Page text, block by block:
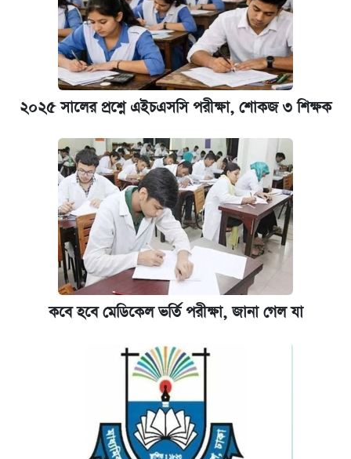
২০২৫ সালের প্রশ্নে এইচএসসি পরীক্ষা, শোকজ ৩ শিক্ষক
কবে হবে মেডিকেল ভর্তি পরীক্ষা, জানা গেল যা